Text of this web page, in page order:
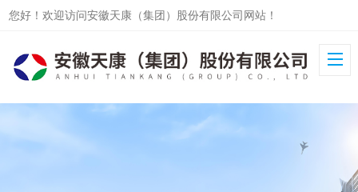
您好！欢迎访问安徽天康（集团）股份有限公司网站！